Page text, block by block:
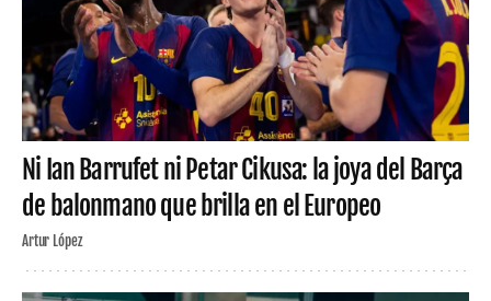
Ni Ian Barrufet ni Petar Cikusa: la joya del Barça
de balonmano que brilla en el Europeo
Artur López